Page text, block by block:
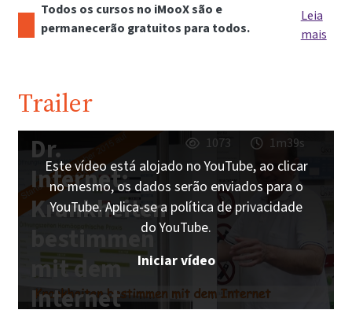
Todos os cursos no iMooX são e
permanecerão gratuitos para todos.
Leia
mais
Trailer
Dr.
Internet:
Krankheiten
bestimmen
mit dem
Internet
1073 1m39s
Este vídeo está alojado no YouTube, ao clicar
no mesmo, os dados serão enviados para o
YouTube. Aplica-se a política de privacidade
do YouTube.
Iniciar vídeo